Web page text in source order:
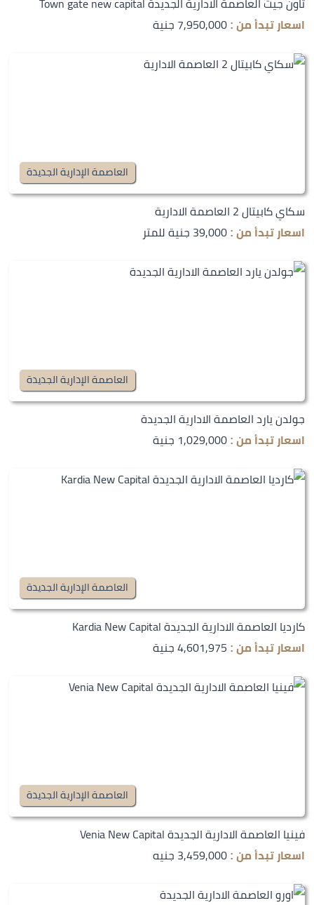
اسعار تبدأ من : 7,950,000 جنية
العاصمة الإدارية الجديدة
سكاي كابيتال 2 العاصمة الادارية
اسعار تبدأ من : 39,000 جنية للمتر
العاصمة الإدارية الجديدة
جولدن يارد العاصمة الادارية الجديدة
اسعار تبدأ من : 1,029,000 جنية
العاصمة الإدارية الجديدة
كارديا العاصمة الادارية الجديدة Kardia New Capital
اسعار تبدأ من : 4,601,975 جنية
العاصمة الإدارية الجديدة
فينيا العاصمة الادارية الجديدة Venia New Capital
اسعار تبدأ من : 3,459,000 جنيه